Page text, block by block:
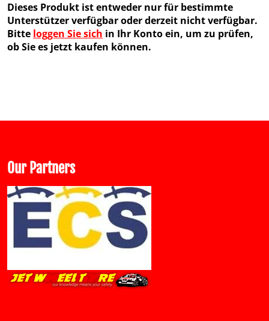
Dieses Produkt ist entweder nur für bestimmte
Unterstützer verfügbar oder derzeit nicht verfügbar.
Bitte loggen Sie sich in Ihr Konto ein, um zu prüfen,
ob Sie es jetzt kaufen können.
Our Partners